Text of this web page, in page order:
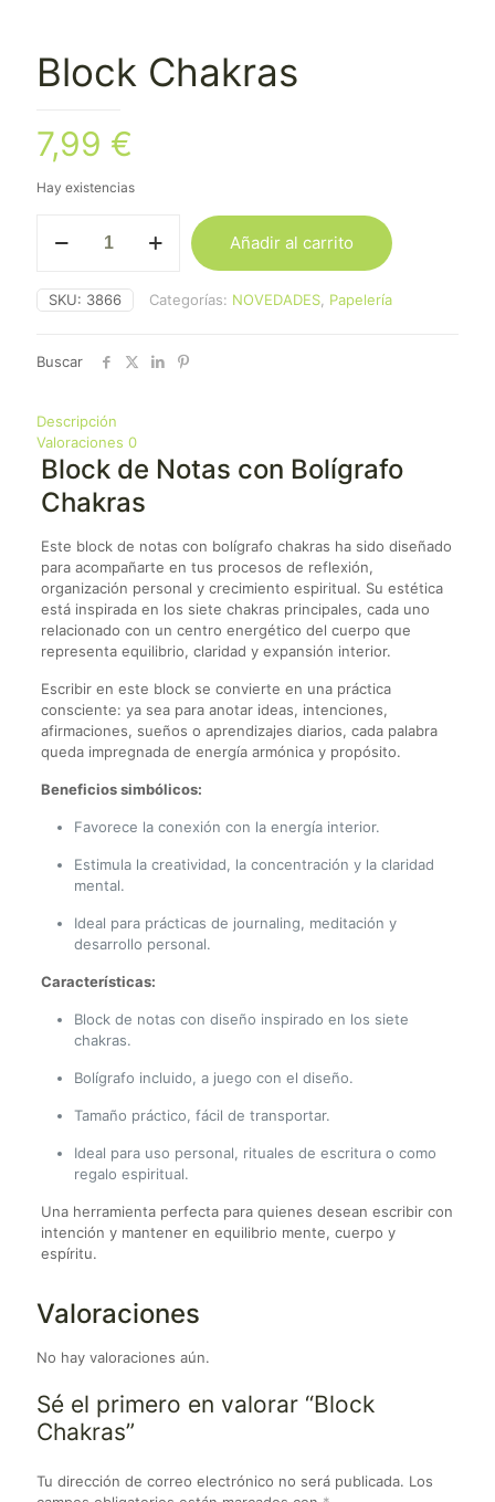
Block Chakras
7,99 €
Hay existencias
Chakras
Añadir al carrito
SKU: 3866 Categorías: NOVEDADES Papelería
Buscar
Descripción
Valoraciones 0
Block de Notas con Bolígrafo
Chakras
Este block de notas con bolígrafo chakras ha sido diseñado
para acompañarte en tus procesos de reflexión,
organización personal y crecimiento espiritual. Su estética
está inspirada en los siete chakras principales, cada uno
relacionado con un centro energético del cuerpo que
representa equilibrio, claridad y expansión interior.
Escribir en este block se convierte en una práctica
consciente: ya sea para anotar ideas, intenciones,
afirmaciones, sueños o aprendizajes diarios, cada palabra
queda impregnada de energía armónica y propósito.
Beneficios simbólicos:
Favorece la conexión con la energía interior.
Estimula la creatividad, la concentración y la claridad
mental.
Ideal para prácticas de journaling, meditación y
desarrollo personal.
Características:
Block de notas con diseño inspirado en los siete
chakras.
Bolígrafo incluido, a juego con el diseño.
Tamaño práctico, fácil de transportar.
Ideal para uso personal, rituales de escritura o como
regalo espiritual.
Una herramienta perfecta para quienes desean escribir con
intención y mantener en equilibrio mente, cuerpo y
espíritu.
Valoraciones
No hay valoraciones aún.
Sé el primero en valorar “Block
Chakras”
Tu dirección de correo electrónico no será publicada. Los